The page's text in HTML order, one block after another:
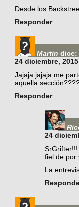
Desde los
Responder
Martin dice:
24 diciembre,
Jajaja jajaja me
aquella
Responder
24
fiel de por
La